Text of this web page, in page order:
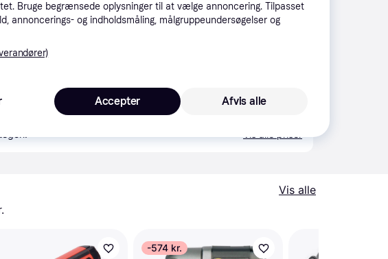
Laveste pris·79 kr. fragt 404 kr.
Eller 135 kr./md.
Laveste pris
Eller 135 kr./md.
Vis alle
-574 kr.
Bruge begrænsede oplysninger til at vælge annoncering. Tilpasset
annoncerings- og indholdsmåling, målgruppeundersøgelser og
Afvis alle
Accepter